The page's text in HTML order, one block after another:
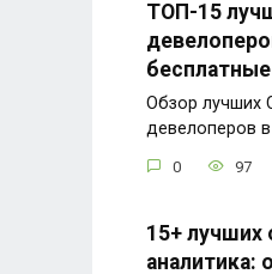
ТОП-15
бесплатные
Обзор лучших
девелоперов в
0 97
15+ лучших
аналитика: